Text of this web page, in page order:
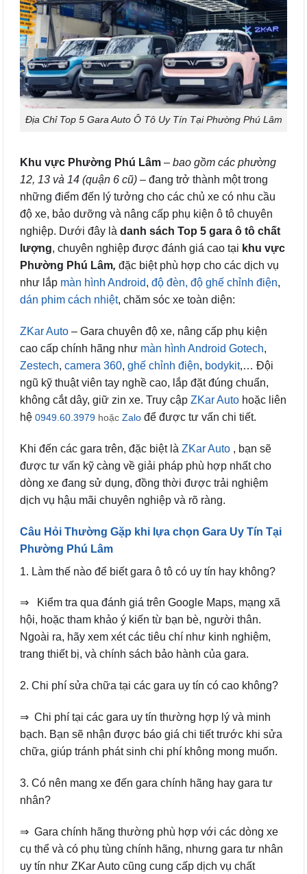
Địa Chỉ Top 5 Gara Auto Ô Tô Uy Tín Tại Phường Phú Lâm
Khu vực Phường Phú Lâm – bao gồm các phường
12, 13 và 14 (quận 6 cũ) – đang trở thành một trong
những điểm đến lý tưởng cho các chủ xe có nhu cầu
độ xe, bảo dưỡng và nâng cấp phụ kiện ô tô chuyên
nghiệp. Dưới đây là danh sách Top 5 gara ô tô chất
lượng, chuyên nghiệp được đánh giá cao tại khu vực
Phường Phú Lâm, đặc biệt phù hợp cho các dịch vụ
như lắp màn hình Android, độ đèn, độ ghế chỉnh điện,
dán phim cách nhiệt, chăm sóc xe toàn diện:
ZKar Auto – Gara chuyên độ xe, nâng cấp phụ kiện
cao cấp chính hãng như màn hình Android Gotech,
Zestech, camera 360, ghế chỉnh điện, bodykit,… Đội
ngũ kỹ thuật viên tay nghề cao, lắp đặt đúng chuẩn,
không cắt dây, giữ zin xe. Truy cập ZKar Auto hoặc liên
hệ 0949.60.3979 hoặc Zalo để được tư vấn chi tiết.
Khi đến các gara trên, đặc biệt là ZKar Auto , bạn sẽ
được tư vấn kỹ càng về giải pháp phù hợp nhất cho
dòng xe đang sử dụng, đồng thời được trải nghiệm
dịch vụ hậu mãi chuyên nghiệp và rõ ràng.
Câu Hỏi Thường Gặp khi lựa chọn Gara Uy Tín Tại
Phường Phú Lâm
1. Làm thế nào để biết gara ô tô có uy tín hay không?
⇒ Kiểm tra qua đánh giá trên Google Maps, mạng xã
hội, hoặc tham khảo ý kiến từ bạn bè, người thân.
Ngoài ra, hãy xem xét các tiêu chí như kinh nghiệm,
trang thiết bị, và chính sách bảo hành của gara.
2. Chi phí sửa chữa tại các gara uy tín có cao không?
⇒ Chi phí tại các gara uy tín thường hợp lý và minh
bạch. Bạn sẽ nhận được báo giá chi tiết trước khi sửa
chữa, giúp tránh phát sinh chi phí không mong muốn.
3. Có nên mang xe đến gara chính hãng hay gara tư
nhân?
⇒ Gara chính hãng thường phù hợp với các dòng xe
cụ thể và có phụ tùng chính hãng, nhưng gara tư nhân
uy tín như ZKar Auto cũng cung cấp dịch vụ chất